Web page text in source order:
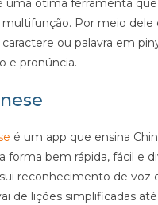
uma ótima ferramenta
Por meio dele
ou palavra em
e pronúncia.
é um app que ensina
forma bem rápida, fácil e
reconhecimento de voz
de lições simplificadas